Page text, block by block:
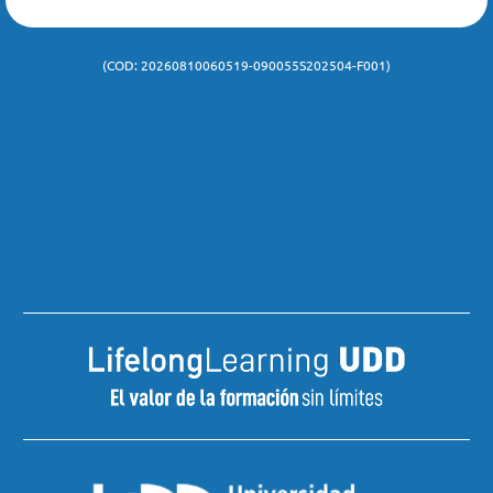
(COD: 20260810060519-090055S202504-F001)